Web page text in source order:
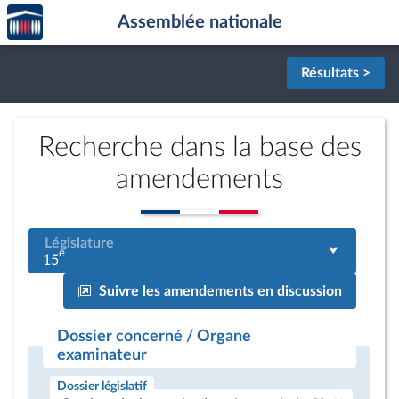
Aller au contenu
Aller en bas de la page
Accèder
à la
page
Assemblée nationale
Résultats >
Recherche dans la base des
amendements
Législature
15e
Suivre les amendements en discussion
Dossier concerné / Organe
examinateur
Dossier législatif